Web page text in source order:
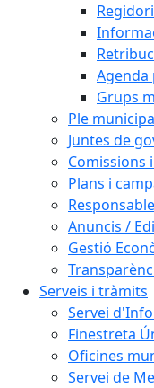
Agenda
Grups
Ple
Juntes de
Comissions
Plans i
Anuncis /
Gestió
Serveis i tràmits
Servei
Finestreta
Oficines
Servei de